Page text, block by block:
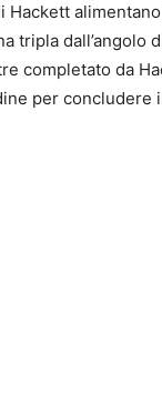
Hackett
tripla dall’angolo
completato da
per